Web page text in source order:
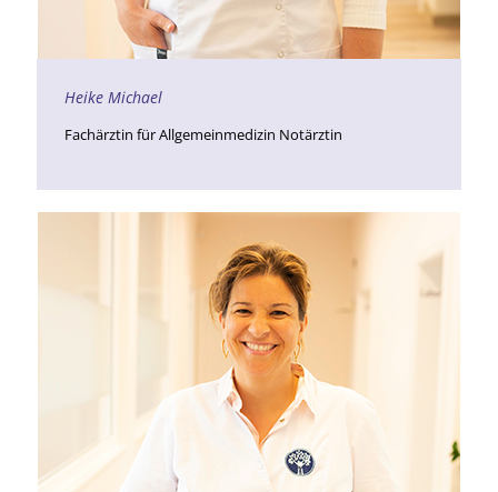
Heike Michael
Fachärztin für Allgemeinmedizin Notärztin